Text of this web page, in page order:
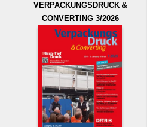
VERPACKUNGSDRUCK &
CONVERTING 3/2026